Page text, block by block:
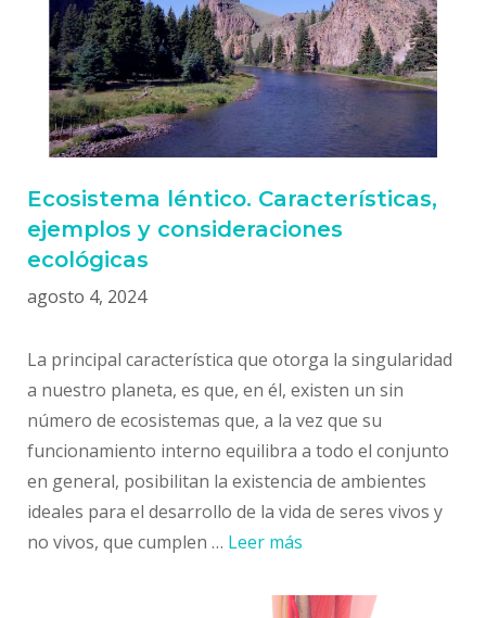
Ecosistema léntico. Características,
ejemplos y consideraciones
ecológicas
agosto 4, 2024
La principal característica que otorga la singularidad
a nuestro planeta, es que, en él, existen un sin
número de ecosistemas que, a la vez que su
funcionamiento interno equilibra a todo el conjunto
en general, posibilitan la existencia de ambientes
ideales para el desarrollo de la vida de seres vivos y
no vivos, que cumplen … Leer más